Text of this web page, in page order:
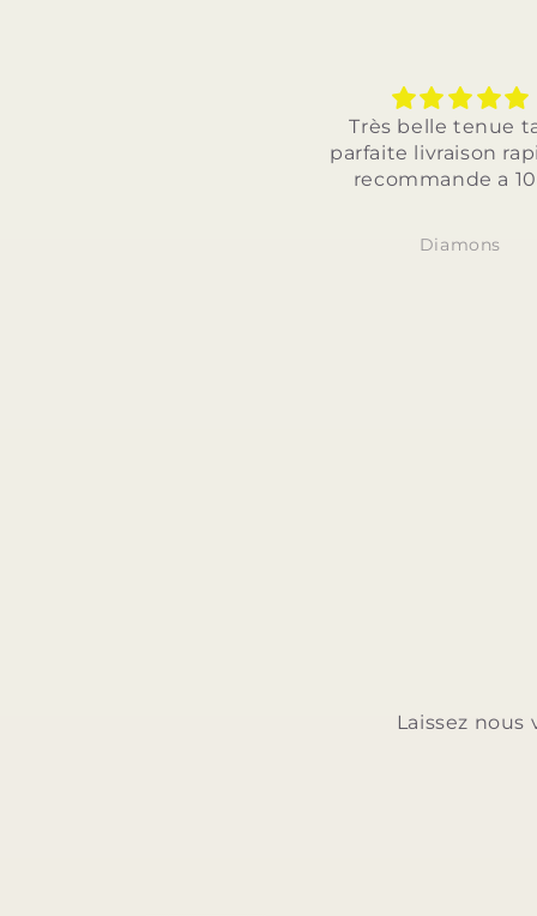
Très belle tenue
parfaite livraison
recommande a 100%
Diamons
Laissez